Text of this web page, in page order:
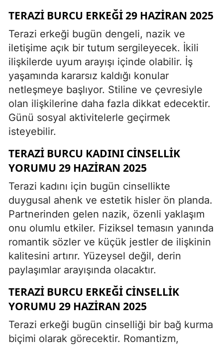
TERAZI BURCU ERKEĞI 29 HAZIRAN 2025
Terazi erkeği bugün dengeli, nazik ve
iletişime açık bir tutum sergileyecek. İkili
ilişkilerde uyum arayışı içinde olabilir. İş
yaşamında kararsız kaldığı konular
netleşmeye başlıyor. Stiline ve çevresiyle
olan ilişkilerine daha fazla dikkat edecektir.
Günü sosyal aktivitelerle geçirmek
isteyebilir.
TERAZI BURCU KADINI CINSELLIK
YORUMU 29 HAZIRAN 2025
Terazi kadını için bugün cinsellikte
duygusal ahenk ve estetik hisler ön planda.
Partnerinden gelen nazik, özenli yaklaşım
onu olumlu etkiler. Fiziksel temasın yanında
romantik sözler ve küçük jestler de ilişkinin
kalitesini artırır. Yüzeysel değil, derin
paylaşımlar arayışında olacaktır.
TERAZI BURCU ERKEĞI CINSELLIK
YORUMU 29 HAZIRAN 2025
Terazi erkeği bugün cinselliği bir bağ kurma
biçimi olarak görecektir. Romantizm,